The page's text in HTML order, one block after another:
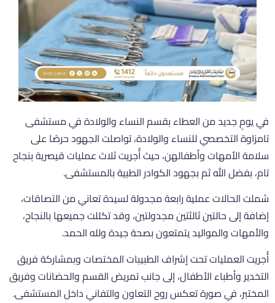
يومٍ جديد من العطاء بقسم النساء والولادة في مستشفى
التخصصي للنساء والولادة، تواصلت الجهود حرصًا على
الأمهات وأطفالهن، حيث أُجريت ثلاث عمليات قيصرية بنجاح
بفضل الله ثم بجهود الكوادر الطبية بالمستشفى.
الحالات عملية رابعة مجدولة لسيدة تعاني من التصاقات،
إلى حالتين ثالثتين مجدولتين، وقد تكللت جميعها بالنجاح،
والمواليد يتمتعون بصحة جيدة ولله الحمد.
العمليات تحت إشراف الطبيبات المختصات وبمشاركة فريق
وأطباء الأطفال، إلى جانب تمريض القسم والحضانات وفريق
في صورة تعكس روح التعاون والتفاني داخل المستشفى.